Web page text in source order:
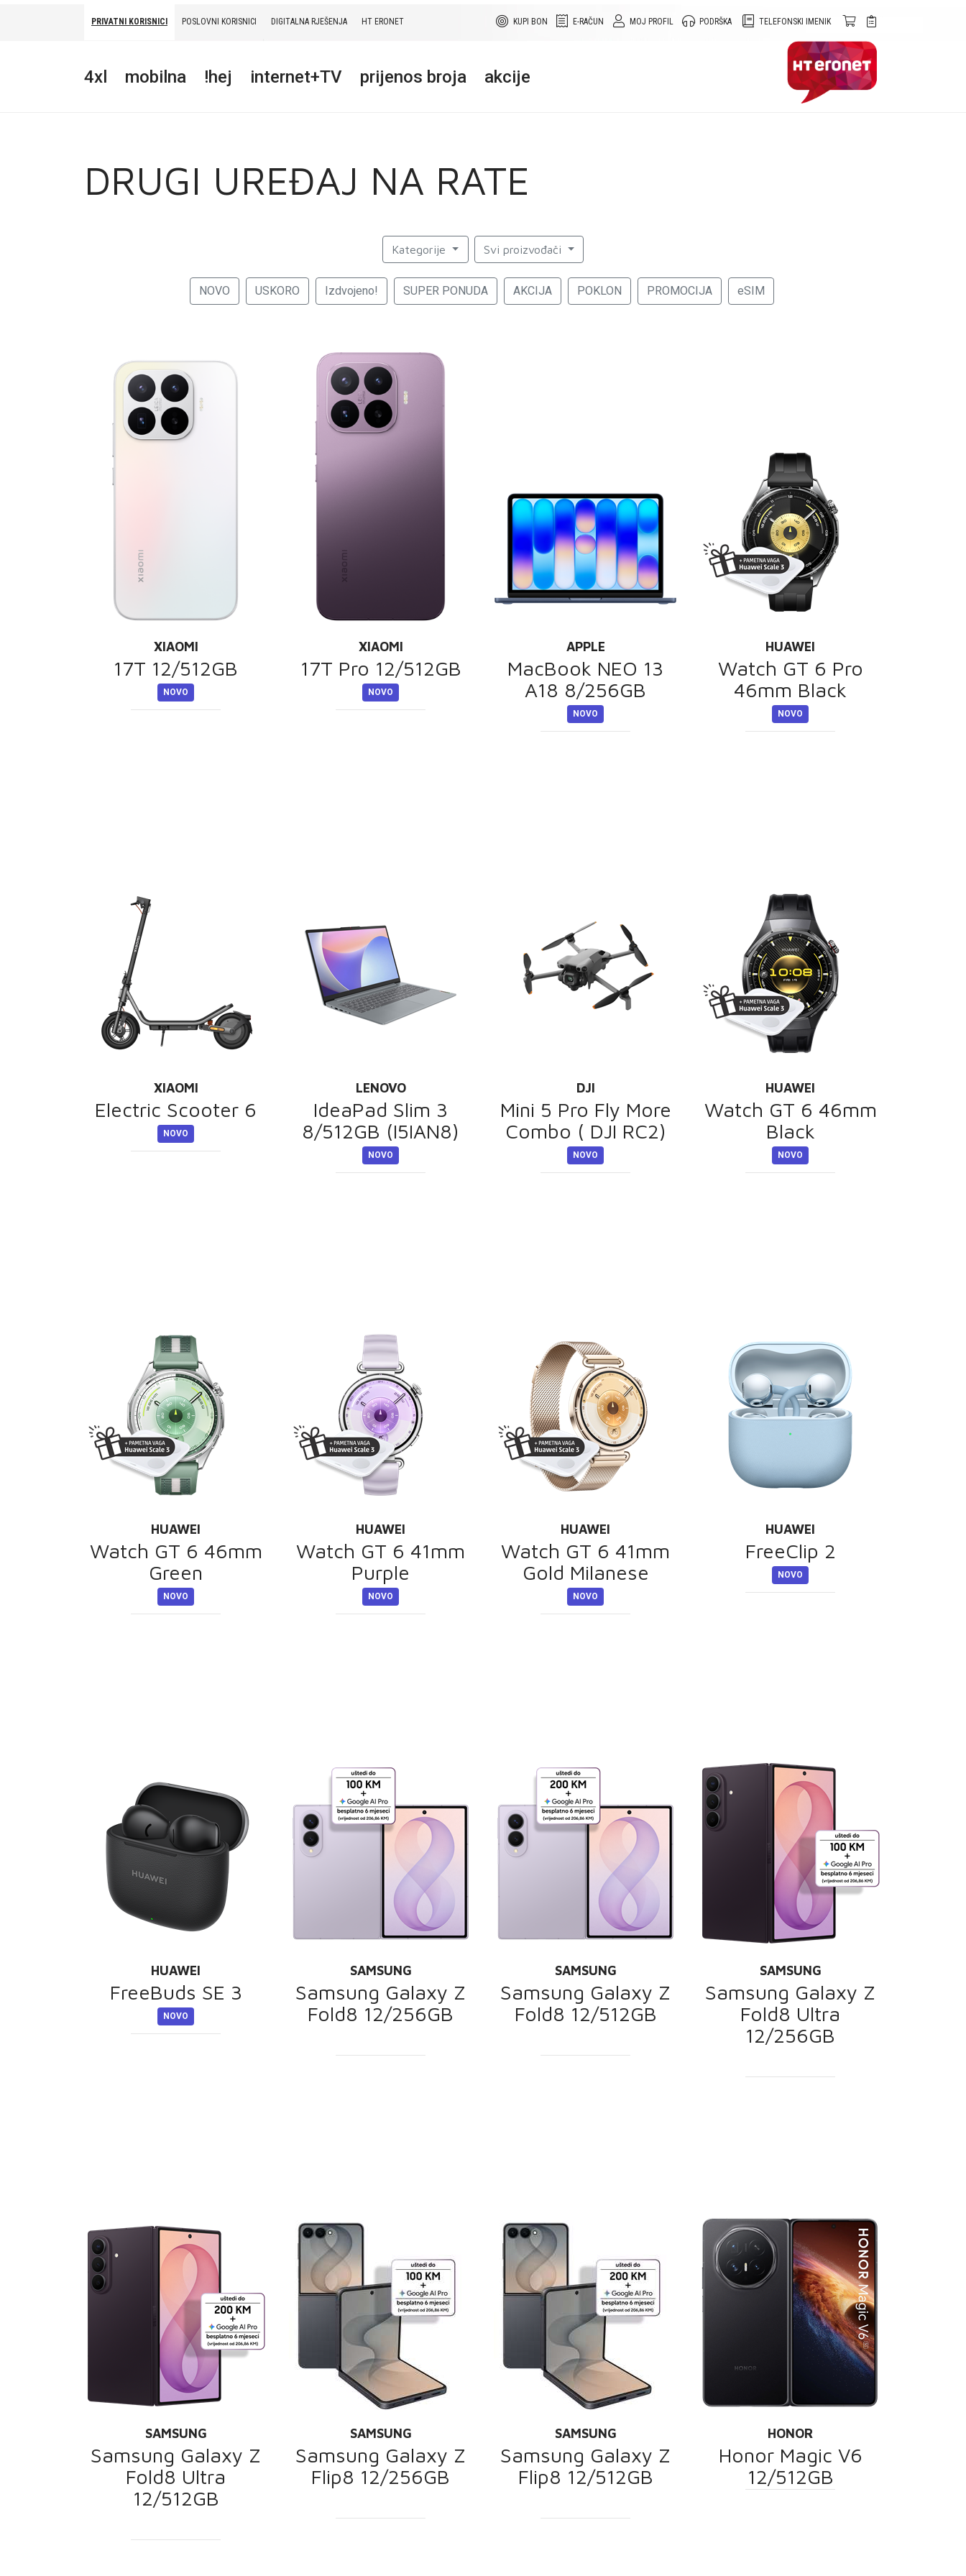
TELEFONSKI IMENIK
PODRŠKA
MOJ PROFIL
E-RAČUN
KUPI BON
PRIVATNI KORISNICI POSLOVNI KORISNICI DIGITALNA RJEŠENJA HT ERONET
4xl mobilna !hej internet+TV prijenos broja akcije
DRUGI UREĐAJ NA RATE
Kategorije Svi proizvođači
NOVO USKORO Izdvojeno! SUPER PONUDA AKCIJA POKLON PROMOCIJA eSIM
XIAOMI
17T 12/512GB
NOVO
XIAOMI
17T Pro 12/512GB
NOVO
APPLE
MacBook NEO 13
A18 8/256GB
NOVO
HUAWEI
Watch GT 6 Pro
46mm Black
NOVO
XIAOMI
Electric Scooter 6
NOVO
LENOVO
IdeaPad Slim 3
8/512GB (I5IAN8)
NOVO
DJI
Mini 5 Pro Fly More
Combo ( DJI RC2)
NOVO
HUAWEI
Watch GT 6 46mm
Black
NOVO
HUAWEI
Watch GT 6 46mm
Green
NOVO
HUAWEI
Watch GT 6 41mm
Purple
NOVO
HUAWEI
Watch GT 6 41mm
Gold Milanese
NOVO
HUAWEI
FreeClip 2
NOVO
HUAWEI
FreeBuds SE 3
NOVO
SAMSUNG
Samsung Galaxy Z
Fold8 12/256GB
SAMSUNG
Samsung Galaxy Z
Fold8 12/512GB
SAMSUNG
Samsung Galaxy Z
Fold8 Ultra
12/256GB
SAMSUNG
Samsung Galaxy Z
Fold8 Ultra
12/512GB
SAMSUNG
Samsung Galaxy Z
Flip8 12/256GB
SAMSUNG
Samsung Galaxy Z
Flip8 12/512GB
HONOR
Honor Magic V6
12/512GB